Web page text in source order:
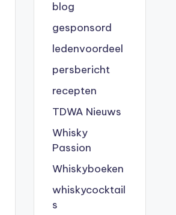
blog
gesponsord
ledenvoordeel
persbericht
recepten
TDWA Nieuws
Whisky
Passion
Whiskyboeken
whiskycocktail
s